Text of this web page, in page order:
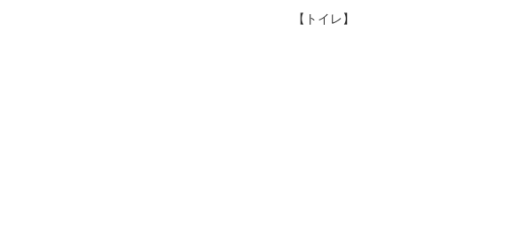
【トイレ】